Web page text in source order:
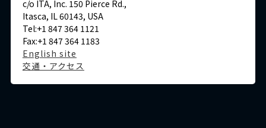
c/o ITA, Inc. 150 Pierce Rd.,
Itasca, IL 60143, USA
Tel:+1 847 364 1121
Fax:+1 847 364 1183
English site
交通・アクセス